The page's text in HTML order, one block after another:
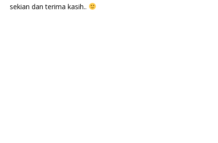
sekian dan terima kasih..